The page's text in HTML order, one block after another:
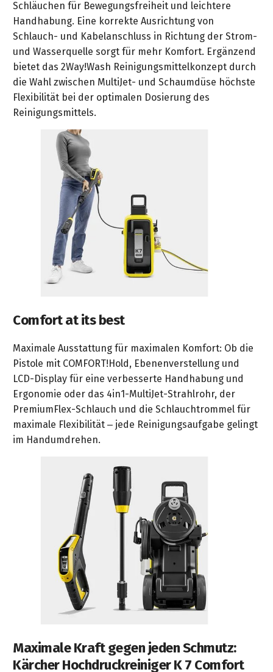
Schläuchen für Bewegungsfreiheit und leichtere
Handhabung. Eine korrekte Ausrichtung von
Schlauch- und Kabelanschluss in Richtung der Strom-
und Wasserquelle sorgt für mehr Komfort. Ergänzend
bietet das 2Way!Wash Reinigungsmittelkonzept durch
die Wahl zwischen MultiJet- und Schaumdüse höchste
Flexibilität bei der optimalen Dosierung des
Reinigungsmittels.
Comfort at its best
Maximale Ausstattung für maximalen Komfort: Ob die
Pistole mit COMFORT!Hold, Ebenenverstellung und
LCD-Display für eine verbesserte Handhabung und
Ergonomie oder das 4in1-MultiJet-Strahlrohr, der
PremiumFlex-Schlauch und die Schlauchtrommel für
maximale Flexibilität – jede Reinigungsaufgabe gelingt
im Handumdrehen.
Maximale Kraft gegen jeden Schmutz:
Kärcher Hochdruckreiniger K 7 Comfort